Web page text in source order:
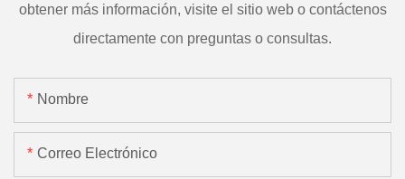
obtener más información, visite el sitio web o contáctenos
directamente con preguntas o consultas.
Nombre
Correo Electrónico